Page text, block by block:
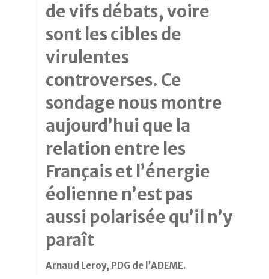
de vifs débats, voire
sont les cibles de
virulentes
controverses. Ce
sondage nous montre
aujourd’hui que la
relation entre les
Français et l’énergie
éolienne n’est pas
aussi polarisée qu’il n’y
paraît
Arnaud Leroy, PDG de l’ADEME.